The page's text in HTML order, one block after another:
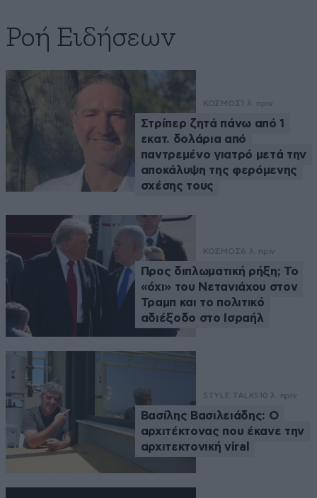
Ροή Ειδήσεων
ΚΟΣΜΟΣ 1 λ. πριν
Στρίπερ ζητά πάνω από 1
εκατ. δολάρια από
παντρεμένο γιατρό μετά την
αποκάλυψη της φερόμενης
σχέσης τους
ΚΟΣΜΟΣ6 λ. πριν
Προς διπλωματική ρήξη; Το
«όχι» του Νετανιάχου στον
Τραμπ και το πολιτικό
αδιέξοδο στο Ισραήλ
STYLE TALKS 10 λ. πριν
Βασίλης Βασιλειάδης: Ο
αρχιτέκτονας που έκανε την
αρχιτεκτονική viral